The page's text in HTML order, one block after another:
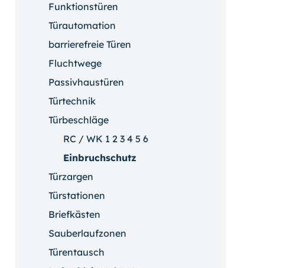
Funktionstüren
Türautomation
barrierefreie Türen
Fluchtwege
Passivhaustüren
Türtechnik
Türbeschläge
RC / WK 1 2 3 4 5 6
Einbruchschutz
Türzargen
Türstationen
Briefkästen
Sauberlaufzonen
Türentausch